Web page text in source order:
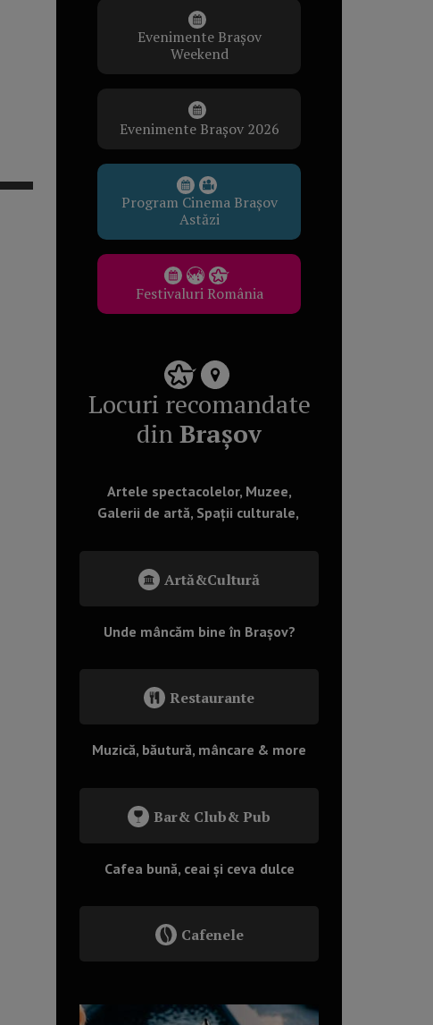
Evenimente Brașov
Weekend
Evenimente Brașov 2026
Program Cinema Brașov
Astăzi
Festivaluri România
Locuri recomandate
dinBrașov
Artele spectacolelor, Muzee,
Galerii de artă, Spații culturale,
Artă&Cultură
Unde mâncăm bine în Brașov?
Restaurante
Muzică, băutură, mâncare & more
Bar& Club& Pub
Cafea bună, ceai și ceva dulce
Cafenele